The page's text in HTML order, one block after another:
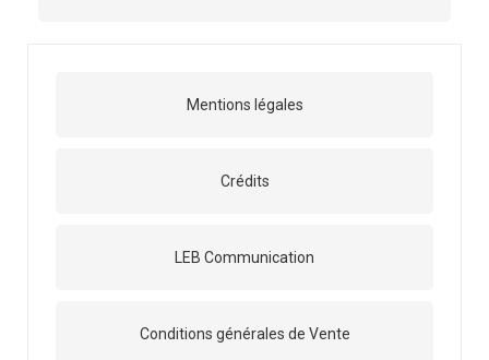
Mentions légales
Crédits
LEB Communication
Conditions générales de Vente